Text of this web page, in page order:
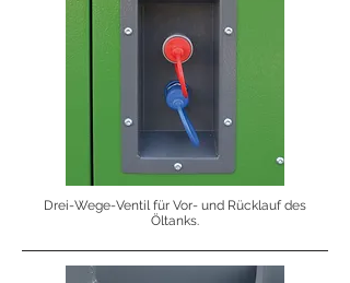
Drei-Wege-Ventil für Vor- und Rücklauf des
Öltanks.